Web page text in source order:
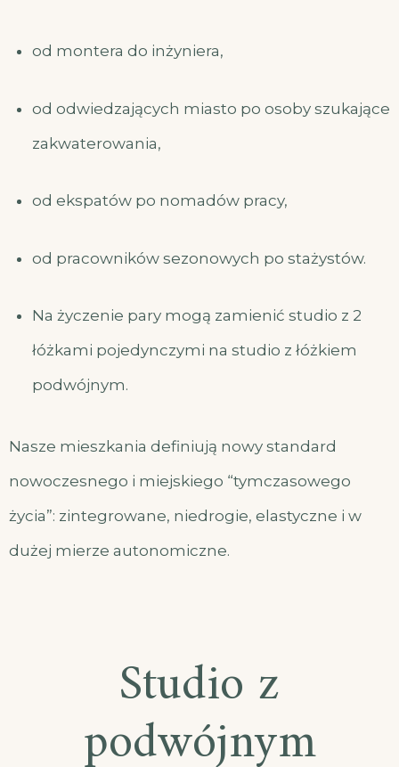
od montera do inżyniera,
od odwiedzających miasto po osoby szukające
zakwaterowania,
od ekspatów po nomadów pracy,
od pracowników sezonowych po stażystów.
Na życzenie pary mogą zamienić studio z 2
łóżkami pojedynczymi na studio z łóżkiem
podwójnym.
Nasze mieszkania definiują nowy standard
nowoczesnego i miejskiego “tymczasowego
życia”: zintegrowane, niedrogie, elastyczne i w
dużej mierze autonomiczne.
Studio z
podwójnym